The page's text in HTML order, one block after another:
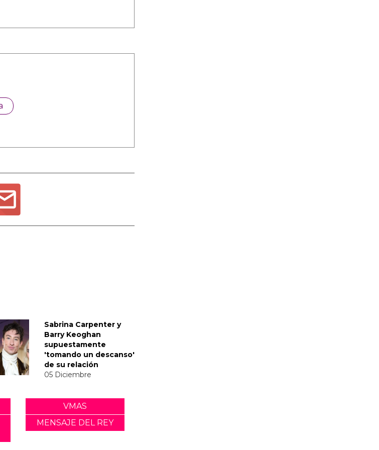
Sabrina Carpenter y
Barry Keoghan
supuestamente
'tomando un descanso'
de su relación
05 Diciembre
VMAS
MENSAJE DEL REY